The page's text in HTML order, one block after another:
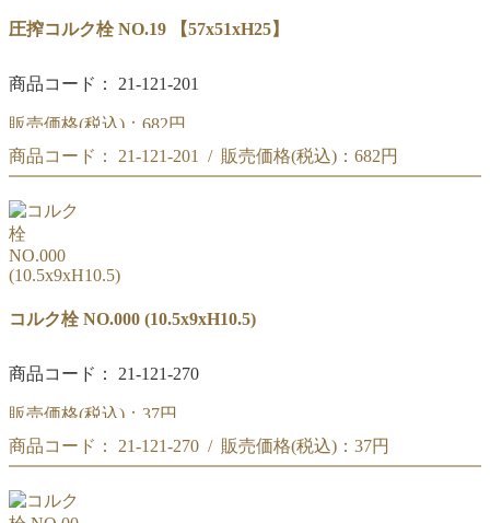
圧搾コルク栓 NO.19 【57x51xH25】
商品コード： 21-121-201
販売価格(税込)： 682円
圧搾コルク栓 NO.19
商品コード： 21-121-201 / 販売価格(税込)： 682円
圧搾コルク栓 NO.19
【57x51xH25】
コルク栓 NO.000 (10.5x9xH10.5)
商品コード： 21-121-270
販売価格(税込)： 37円
コルク栓 NO.000
商品コード： 21-121-270 / 販売価格(税込)： 37円
コルク栓 NO.000
(10.5x9xH10.5)